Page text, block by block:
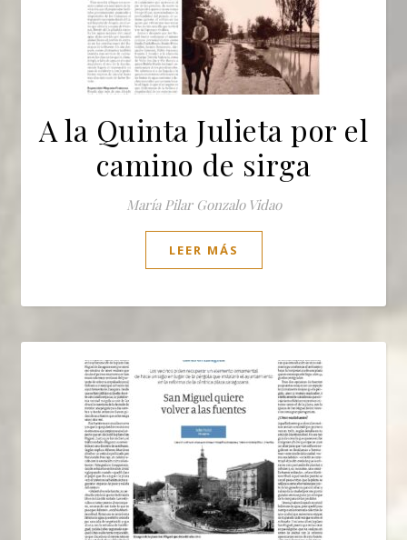
A la Quinta Julieta por el
camino de sirga
María Pilar Gonzalo Vidao
LEER MÁS